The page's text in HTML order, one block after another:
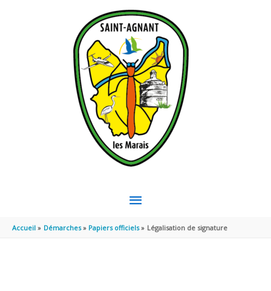
MENU
PRINCIPAL
Accueil Démarches Papiers officiels Légalisation de signature